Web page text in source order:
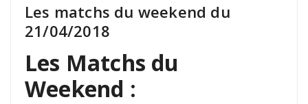
Les matchs du weekend du
21/04/2018
Les Matchs du
Weekend :